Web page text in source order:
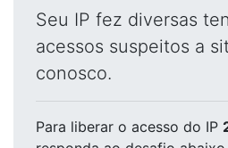
Seu IP fez diversas
acessos suspeitos a
conosco.
Para liberar o acesso do IP